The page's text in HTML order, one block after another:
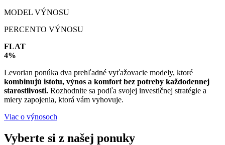
MODEL VÝNOSU
PERCENTO VÝNOSU
FLAT
4%
Levorian ponúka dva prehľadné vyťažovacie modely, ktoré
kombinujú istotu, výnos a komfort bez potreby každodennej
starostlivosti. Rozhodnite sa podľa svojej investičnej stratégie a
miery zapojenia, ktorá vám vyhovuje.
Viac o výnosoch
Vyberte si z našej ponuky